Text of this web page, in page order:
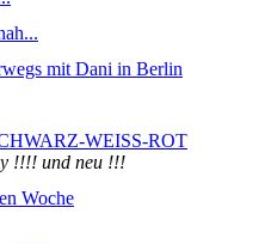
mit Dani in Berlin
WEISS-ROT
!!!! und neu !!!
Woche